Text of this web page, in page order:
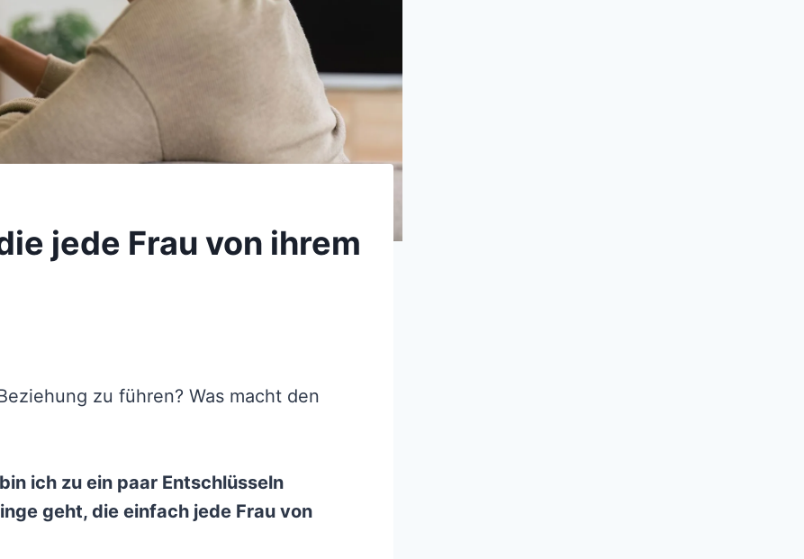
jede Frau von ihrem
zu führen? Was macht den
ich zu ein paar Entschlüsseln
geht, die einfach jede Frau von